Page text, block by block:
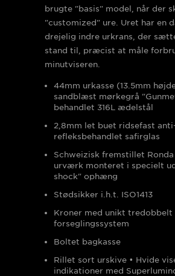
brugte "basis" model, når der
"customized" ure. Uret har en
drejelig indre urkrans, der
stand til, præcist at måle
minutviseren.
44mm urkasse (13.5mm
sandblæst mørkegrå
behandlet 316L ædelstål
2,8mm let buet ridsefast
refleksbehandlet safirglas
Schweizisk fremstillet Ronda
urværk monteret i specielt
shock" ophæng
Stødsikker i.h.t. ISO1413
Kroner med unikt tredobbelt
forseglingssystem
Boltet bagkasse
Rillet sort urskive • Hvide
indikationer med